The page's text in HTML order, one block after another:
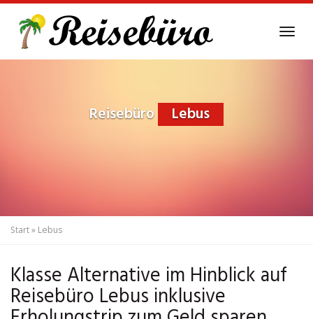
main
Reisebüro Lebus
Start» Lebus
Klasse Alternative im Hinblick auf
Reisebüro Lebus inklusive